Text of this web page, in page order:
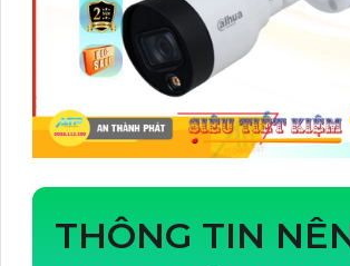
THÔNG TIN